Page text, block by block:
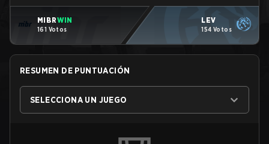
MIBRWIN
161 Votos
LEV
154 Votos
RESUMEN DE PUNTUACIÓN
SELECCIONA UN JUEGO